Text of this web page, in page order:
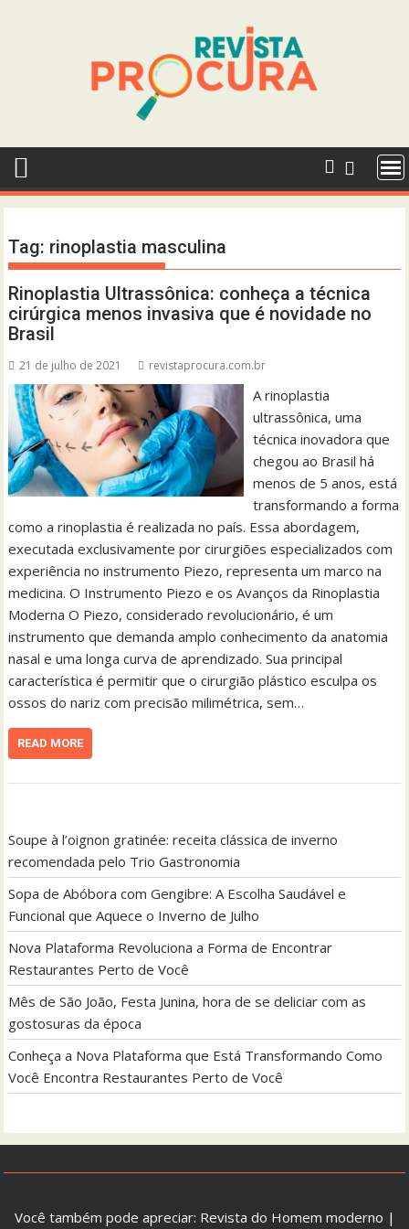
Tag: rinoplastia masculina
Rinoplastia Ultrassônica: conheça a técnica
cirúrgica menos invasiva que é novidade no
Brasil
21 de julho de 2021 revistaprocura.com.br
A rinoplastia
ultrassônica, uma
técnica inovadora que
chegou ao Brasil há
menos de 5 anos, está
transformando a forma
como a rinoplastia é realizada no país. Essa abordagem,
executada exclusivamente por cirurgiões especializados com
experiência no instrumento Piezo, representa um marco na
medicina. O Instrumento Piezo e os Avanços da Rinoplastia
Moderna O Piezo, considerado revolucionário, é um
instrumento que demanda amplo conhecimento da anatomia
nasal e uma longa curva de aprendizado. Sua principal
característica é permitir que o cirurgião plástico esculpa os
ossos do nariz com precisão milimétrica, sem…
READ MORE
Soupe à l’oignon gratinée: receita clássica de inverno
recomendada pelo Trio Gastronomia
Sopa de Abóbora com Gengibre: A Escolha Saudável e
Funcional que Aquece o Inverno de Julho
Nova Plataforma Revoluciona a Forma de Encontrar
Restaurantes Perto de Você
Mês de São João, Festa Junina, hora de se deliciar com as
gostosuras da época
Conheça a Nova Plataforma que Está Transformando Como
Você Encontra Restaurantes Perto de Você
Você também pode apreciar: Revista do Homem moderno |